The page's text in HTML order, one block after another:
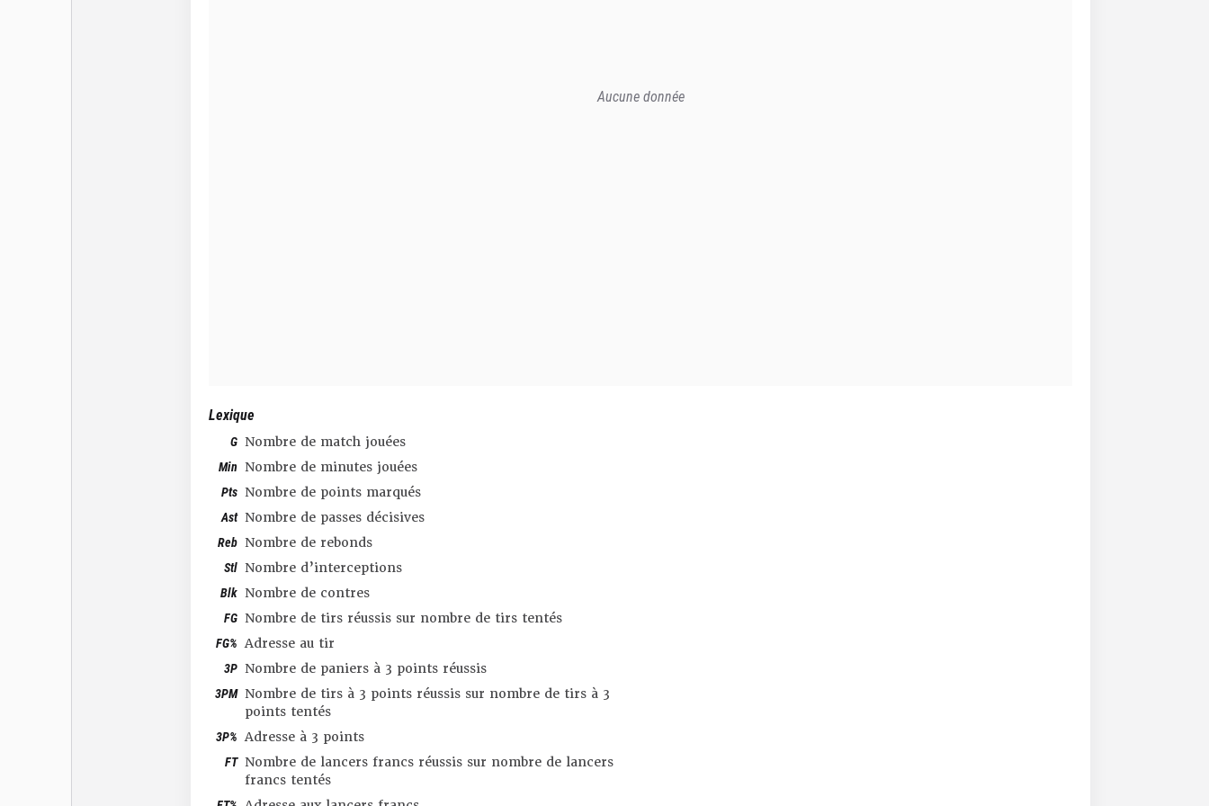
Aucune donnée
Lexique
G Nombre de match jouées
Min Nombre de minutes jouées
Pts Nombre de points marqués
Ast Nombre de passes décisives
Reb Nombre de rebonds
Stl Nombre d’interceptions
Blk Nombre de contres
FG Nombre de tirs réussis sur nombre de tirs tentés
FG% Adresse au tir
3P Nombre de paniers à 3 points réussis
3PM Nombre de tirs à 3 points réussis sur nombre de tirs à 3
points tentés
3P% Adresse à 3 points
FT Nombre de lancers francs réussis sur nombre de lancers
francs tentés